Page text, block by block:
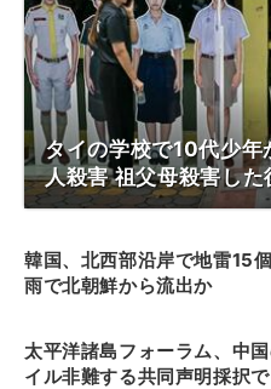
タイの学校で10代少
人殺害 祖父母殺害した
韓国、北西部沿岸で地雷15
雨で北朝鮮から流出か
太平洋諸島フォーラム、中
イル非難する共同声明採択